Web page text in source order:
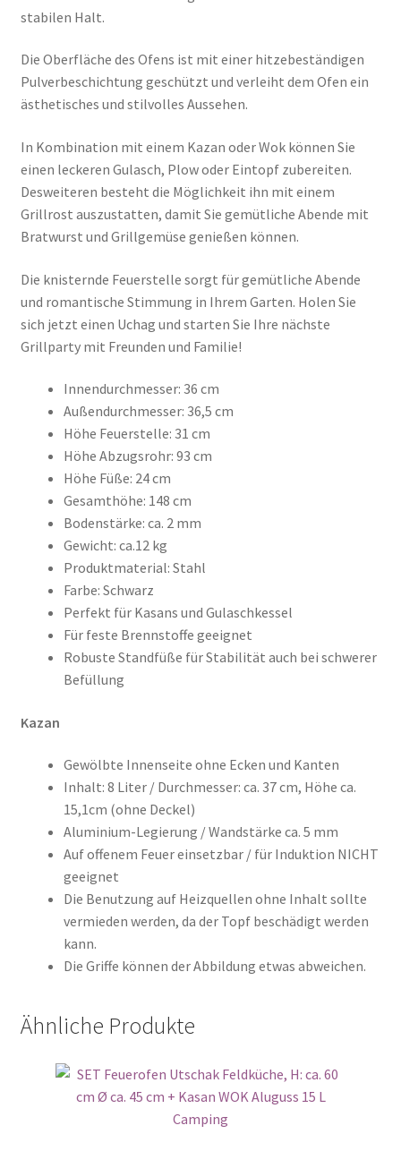
stabilen Halt.
Die Oberfläche des Ofens ist mit einer hitzebeständigen
Pulverbeschichtung geschützt und verleiht dem Ofen ein
ästhetisches und stilvolles Aussehen.
In Kombination mit einem Kazan oder Wok können Sie
einen leckeren Gulasch, Plow oder Eintopf zubereiten.
Desweiteren besteht die Möglichkeit ihn mit einem
Grillrost auszustatten, damit Sie gemütliche Abende mit
Bratwurst und Grillgemüse genießen können.
Die knisternde Feuerstelle sorgt für gemütliche Abende
und romantische Stimmung in Ihrem Garten. Holen Sie
sich jetzt einen Uchag und starten Sie Ihre nächste
Grillparty mit Freunden und Familie!
Innendurchmesser: 36 cm
Außendurchmesser: 36,5 cm
Höhe Feuerstelle: 31 cm
Höhe Abzugsrohr: 93 cm
Höhe Füße: 24 cm
Gesamthöhe: 148 cm
Bodenstärke: ca. 2 mm
Gewicht: ca.12 kg
Produktmaterial: Stahl
Farbe: Schwarz
Perfekt für Kasans und Gulaschkessel
Für feste Brennstoffe geeignet
Robuste Standfüße für Stabilität auch bei schwerer
Befüllung
Kazan
Gewölbte Innenseite ohne Ecken und Kanten
Inhalt: 8 Liter / Durchmesser: ca. 37 cm, Höhe ca.
15,1cm (ohne Deckel)
Aluminium-Legierung / Wandstärke ca. 5 mm
Auf offenem Feuer einsetzbar / für Induktion NICHT
geeignet
Die Benutzung auf Heizquellen ohne Inhalt sollte
vermieden werden, da der Topf beschädigt werden
kann.
Die Griffe können der Abbildung etwas abweichen.
Ähnliche Produkte